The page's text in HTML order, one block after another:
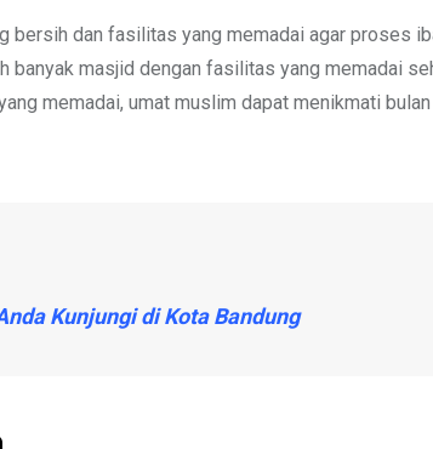
bersih dan fasilitas yang memadai agar proses
banyak masjid dengan fasilitas yang memadai
memadai, umat muslim dapat menikmati bulan
Kunjungi di Kota Bandung